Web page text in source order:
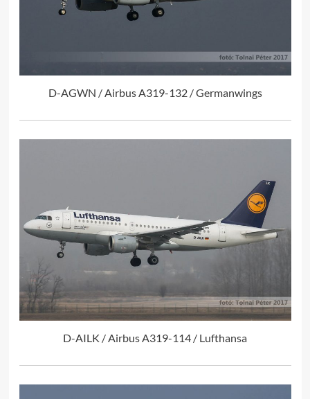
D-AGWN / Airbus A319-132 / Germanwings
D-AILK / Airbus A319-114 / Lufthansa